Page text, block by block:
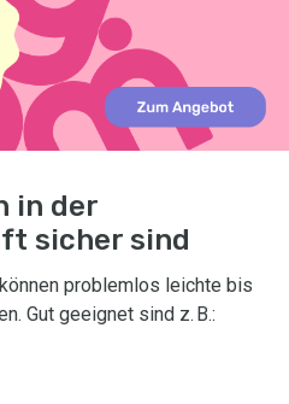
in der
sicher sind
problemlos leichte bis
Gut geeignet sind z. B.: